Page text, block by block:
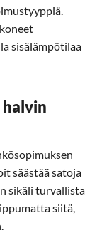
sisälämpötilaa
halvin
säästää satoja
sikäli turvallista
siitä,